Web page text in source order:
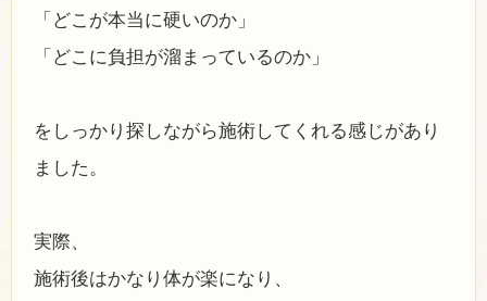
「どこが本当に硬いのか」
「どこに負担が溜まっているのか」
をしっかり探しながら施術してくれる感じがあり
ました。
実際、
施術後はかなり体が楽になり、